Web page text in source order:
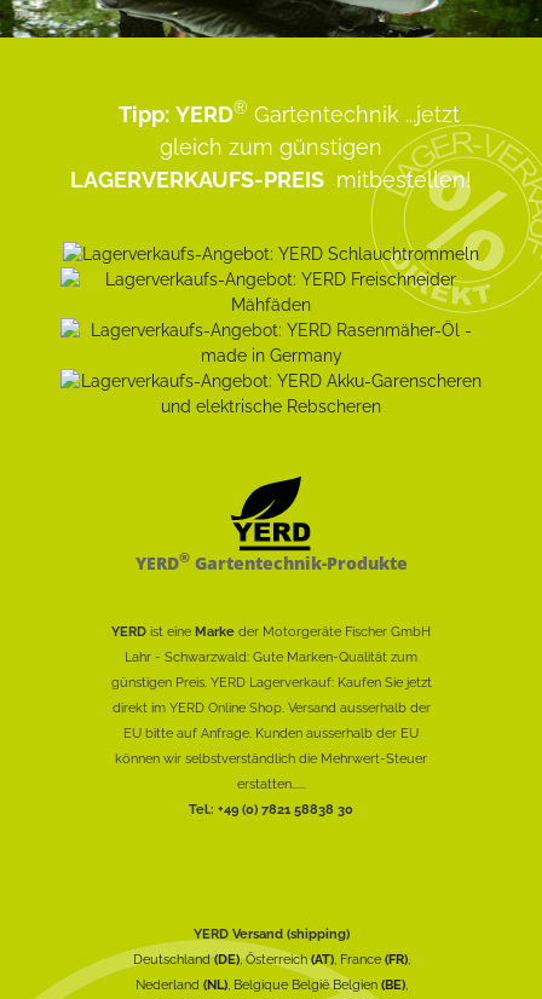
Tipp: YERD® Gartentechnik ...jetzt
gleich zum günstigen
LAGERVERKAUFS-PREIS mitbestellen!
YERD®Gartentechnik-Produkte
YERD ist eine Marke der Motorgeräte Fischer GmbH
Lahr - Schwarzwald: Gute Marken-Qualität zum
günstigen Preis. YERD Lagerverkauf: Kaufen Sie jetzt
direkt im YERD Online Shop. Versand ausserhalb der
EU bitte auf Anfrage. Kunden ausserhalb der EU
können wir selbstverständlich die Mehrwert-Steuer
erstatten......
Tel.: +49 (0) 7821 58838 30
YERD Versand (shipping)
Deutschland(DE), Österreich(AT), France (FR),
Nederland (NL), Belgique België Belgien (BE),